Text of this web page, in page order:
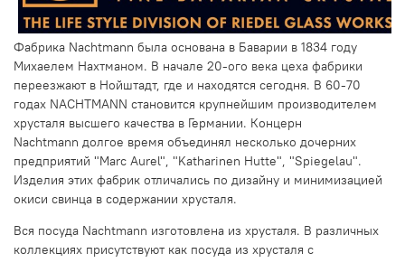
Фабрика Nachtmann была основана в Баварии в 1834 году
Михаелем Нахтманом. В начале 20-ого века цеха фабрики
переезжают в Нойштадт, где и находятся сегодня. В 60-70
годах NACHTMANN становится крупнейшим производителем
хрусталя высшего качества в Германии. Концерн
Nachtmann долгое время объединял несколько дочерних
предприятий "Marc Aurel", "Katharinen Hutte", "Spiegelau".
Изделия этих фабрик отличались по дизайну и минимизацией
окиси свинца в содержании хрусталя.
Вся посуда Nachtmann изготовлена из хрусталя. В различных
коллекциях присутствуют как посуда из хрусталя с